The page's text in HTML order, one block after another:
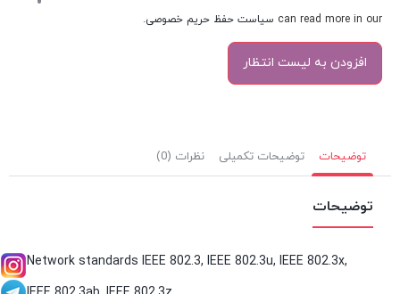
can read more in our سیاست حفظ حریم خصوصی.
توضیحات توضیحات تکمیلی نظرات (0)
توضیحات
Network standards IEEE 802.3, IEEE 802.3u, IEEE 802.3x,